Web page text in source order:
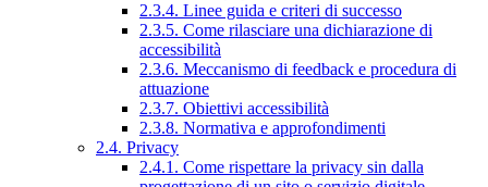
2.3.4. Linee guida e criteri di successo
2.3.5. Come rilasciare una dichiarazione di
accessibilità
2.3.6. Meccanismo di feedback e procedura di
attuazione
2.3.7. Obiettivi accessibilità
2.3.8. Normativa e approfondimenti
2.4. Privacy
2.4.1. Come rispettare la privacy sin dalla